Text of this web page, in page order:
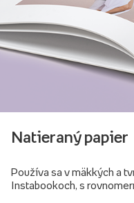
Natieraný papier
Používa sa v mäkkých a
Instabookoch, s